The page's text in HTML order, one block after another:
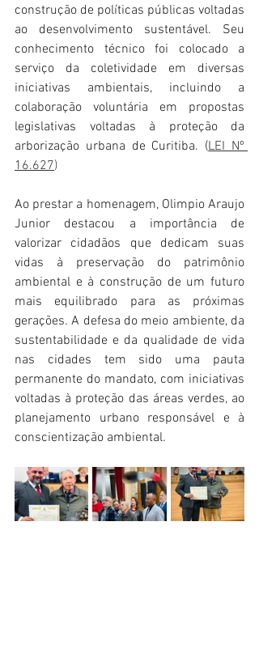
construção de políticas públicas voltadas
ao desenvolvimento sustentável. Seu
conhecimento técnico foi colocado a
serviço da coletividade em diversas
iniciativas ambientais, incluindo a
colaboração voluntária em propostas
legislativas voltadas à proteção da
arborização urbana de Curitiba. (LEI Nº
16.627)
Ao prestar a homenagem, Olimpio Araujo
Junior destacou a importância de
valorizar cidadãos que dedicam suas
vidas à preservação do patrimônio
ambiental e à construção de um futuro
mais equilibrado para as próximas
gerações. A defesa do meio ambiente, da
sustentabilidade e da qualidade de vida
nas cidades tem sido uma pauta
permanente do mandato, com iniciativas
voltadas à proteção das áreas verdes, ao
planejamento urbano responsável e à
conscientização ambiental.